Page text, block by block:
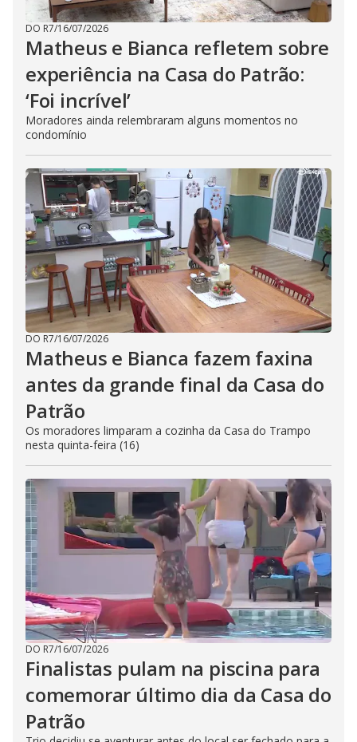
DO R7/16/07/2026
Matheus e Bianca refletem sobre
experiência na Casa do Patrão:
‘Foi incrível’
Moradores ainda relembraram alguns momentos no
condomínio
DO R7/16/07/2026
Matheus e Bianca fazem faxina
antes da grande final da Casa do
Patrão
Os moradores limparam a cozinha da Casa do Trampo
nesta quinta-feira (16)
DO R7/16/07/2026
Finalistas pulam na piscina para
comemorar último dia da Casa do
Patrão